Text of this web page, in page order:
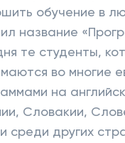
обучение в
название
те студенты,
во многие
на
Словакии,
среди других